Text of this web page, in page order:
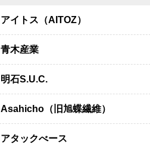
アイトス（AITOZ）
青木産業
明石S.U.C.
Asahicho（旧旭蝶繊維）
アタックべース